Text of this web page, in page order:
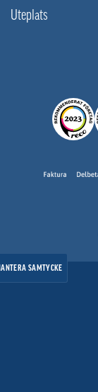
Uteplats
SAMTYCKE